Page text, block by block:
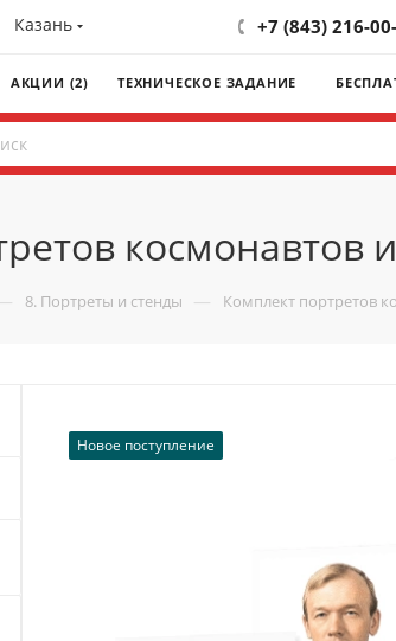
Казань +7 (843) 216-
АКЦИИ (2) ТЕХНИЧЕСКОЕ ЗАДАНИЕ
космонавтов
8. Портреты и стенды — Комплект портретов
Новое поступление